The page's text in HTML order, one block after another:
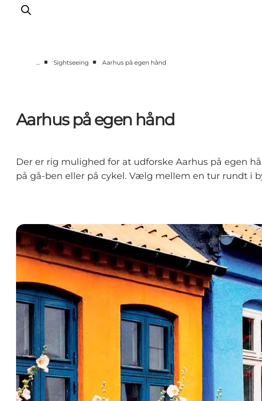
Djursland
Randers
Viborg
Favrskov
… ■ Sightseeing ■ Aarhus på egen hånd
Aarhus på egen hånd
Der er rig mulighed for at udforske Aarhus på egen
på gå-ben eller på cykel. Vælg mellem en tur rundt i